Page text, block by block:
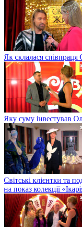
Як склалася
Яку суму інвестував
Світські клієнтки та
на показ колекції